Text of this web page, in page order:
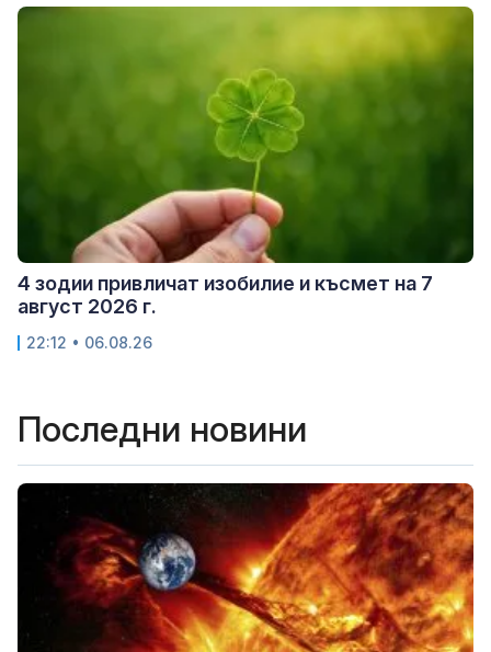
4 зодии привличат изобилие и късмет на 7
август 2026 г.
22:12 • 06.08.26
Последни новини